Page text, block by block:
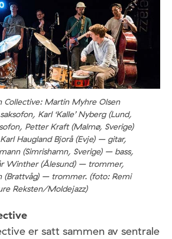
Collective: Martin Myhre Olsen
Karl ‘Kalle’ Nyberg (Lund,
Petter Kraft (Malmø, Sverige)
Haugland Bjorå (Evje) – gitar,
(Simrishamn, Sverige) – bass,
Winther (Ålesund) – trommer,
(Brattvåg) – trommer. (foto: Remi
Reksten/Moldejazz)
er satt sammen av sentrale